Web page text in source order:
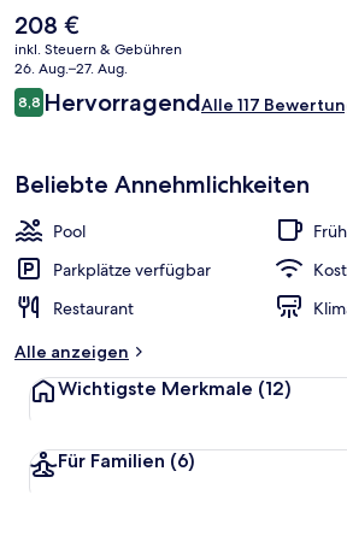
Fitnesscenter.
Der
aktuelle
Preis
beträgt
208 €.
208 €
inkl. Steuern & Gebühren
26. Aug.–27. Aug.
Bewertungen
8,88,8 von 10.
HervorragendAlle 117
Beliebte Annehmlichkeiten
Pool
Parkplätze verfügbar
Restaurant
Alle anzeigen
Wichtigste Merkmale (12)
Für Familien (6)